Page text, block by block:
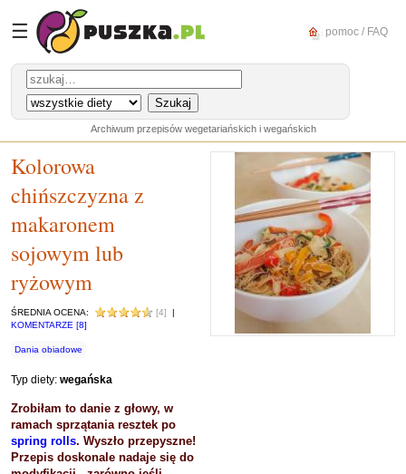
☰ pomoc / FAQ
Archiwum przepisów wegetariańskich i wegańskich
Kolorowa
chińszczyzna z
makaronem
sojowym lub
ryżowym
ŚREDNIA OCENA: [4]
|
KOMENTARZE [8]
Dania obiadowe
Typ diety: wegańska
Zrobiłam to danie z głowy, w
ramach sprzątania resztek po
spring rolls. Wyszło przepyszne!
Przepis doskonale nadaje się do